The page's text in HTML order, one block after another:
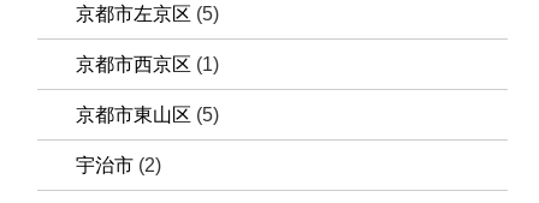
京都市左京区 (5)
京都市西京区 (1)
京都市東山区 (5)
宇治市 (2)